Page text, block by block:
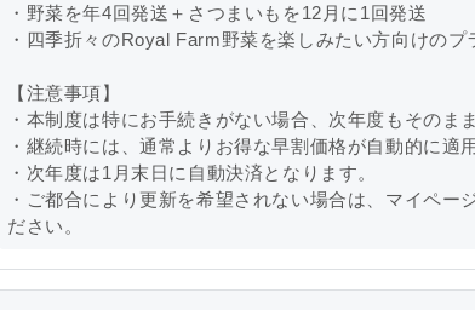
・野菜を年4回発送＋さつまいもを12月に1回発送
・四季折々のRoyal Farm野菜を楽しみたい方向けのプ
【注意事項】
・本制度は特にお手続きがない場合、次年度もそのま
・継続時には、通常よりお得な早割価格が自動的に適
・次年度は1月末日に自動決済となります。
・ご都合により更新を希望されない場合は、マイペー
ださい。